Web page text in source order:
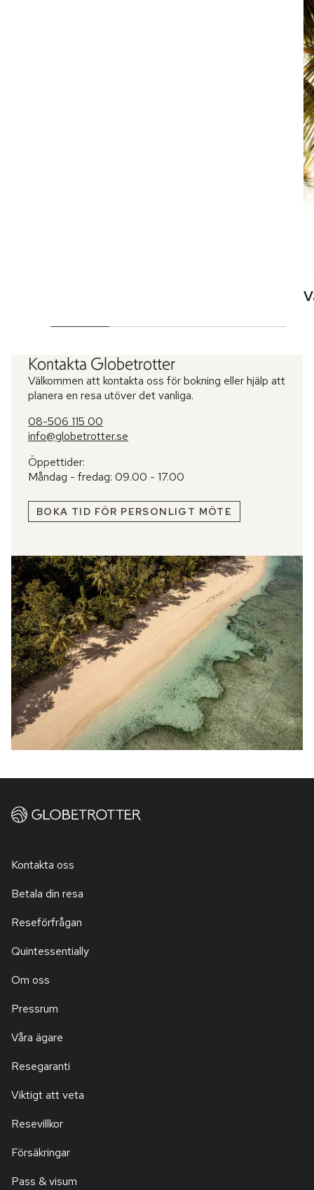
Kontakta Globetrotter
Välkommen att kontakta oss för bokning eller hjälp att
planera en resa utöver det vanliga.
08-506 115 00
info@globetrotter.se
Öppettider:
Måndag - fredag: 09.00 - 17.00
BOKA TID FÖR PERSONLIGT MÖTE
Kontakta oss
Betala din resa
Reseförfrågan
Quintessentially
Om oss
Pressrum
Våra ägare
Resegaranti
Viktigt att veta
Resevillkor
Försäkringar
Pass & visum